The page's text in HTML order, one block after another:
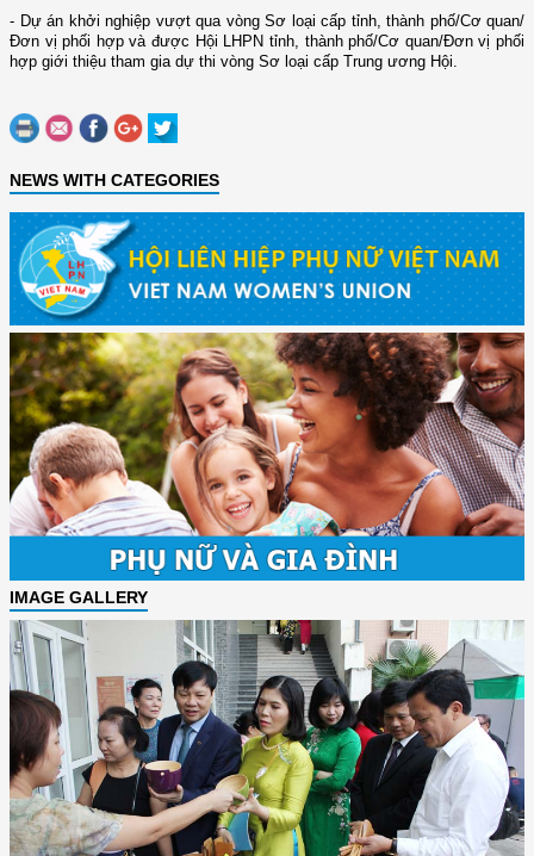
- Dự án khởi nghiệp vượt qua vòng Sơ loại cấp tỉnh, thành phố/Cơ quan/
Đơn vị phối hợp và được Hội LHPN tỉnh, thành phố/Cơ quan/Đơn vị phối
hợp giới thiệu tham gia dự thi vòng Sơ loại cấp Trung ương Hội.
NEWS WITH CATEGORIES
IMAGE GALLERY